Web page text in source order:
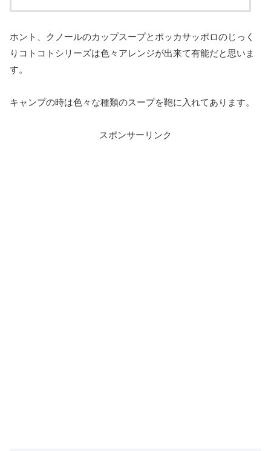
ホント、クノールのカップスープとポッカサッポロのじっく
りコトコトシリーズは色々アレンジが出来て有能だと思いま
す。
キャンプの時は色々な種類のスープを鞄に入れてあります。
スポンサーリンク